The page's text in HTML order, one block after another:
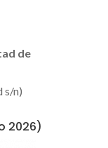
de
s/n)
2026)